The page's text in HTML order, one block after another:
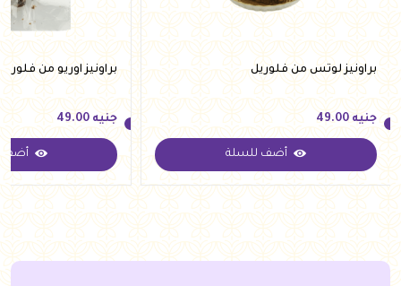
براونيز لوتس من فلوريل
جنيه
جنيه 49.00
أضف للسلة
براونيز اوريو من
جنيه
جنيه 49.00
أضف